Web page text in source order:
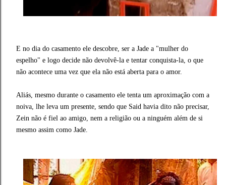
E no dia do casamento ele descobre, ser a Jade a "mulher do
espelho" e logo decide não devolvê-la e tentar conquista-la, o que
não acontece uma vez que ela não está aberta para o amor.
Aliás, mesmo durante o casamento ele tenta um aproximação com a
noiva, lhe leva um presente, sendo que Said havia dito não precisar,
Zein não é fiel ao amigo, nem a religião ou a ninguém além de si
mesmo assim como Jade.